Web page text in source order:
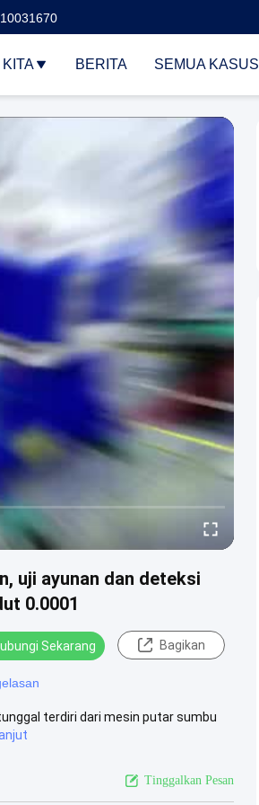
BERITA SEMUA KASUS
uji ayunan dan deteksi
0.0001
Sekarang Bagikan
tunggal terdiri dari mesin putar sumbu
Tinggalkan Pesan